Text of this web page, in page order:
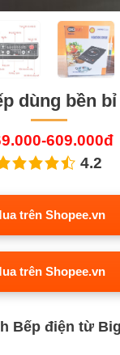
dùng bền bỉ
609.000đ
4.2
trên Shopee.vn
trên Shopee.vn
Bếp điện từ